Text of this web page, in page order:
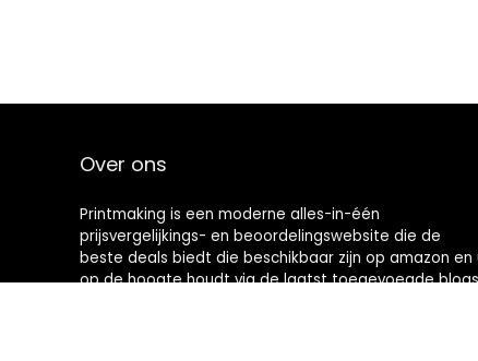
Over ons
Printmaking is een moderne alles-in-één
prijsvergelijkings- en beoordelingswebsite die de
beste deals biedt die beschikbaar zijn op amazon en
op de hoogte houdt via de laatst toegevoegde